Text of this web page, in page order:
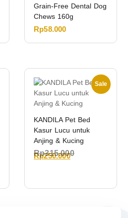
Grain-Free Dental Dog
Chews 160g
Rp58.000
Sale
KANDILA Pet Bed
Kasur Lucu untuk
Anjing & Kucing
Rp315.000
Rp250.000